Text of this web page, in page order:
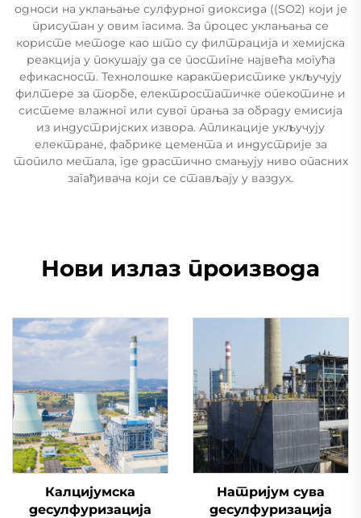
односи на уклањање сулфурног диоксида ((SO2) који је
присутан у овим гасима. За процес уклањања се
користе методе као што су филтрација и хемијска
реакција у покушају да се постигне највећа могућа
ефикасност. Технолошке карактеристике укључују
филтере за торбе, електростатичке опекотине и
системе влажног или сувог прања за обраду емисија
из индустријских извора. Апликације укључују
електране, фабрике цемента и индустрије за
топило метала, где драстично смањују ниво опасних
загађивача који се стављају у ваздух.
Нови излаз производа
Калцијумска
десулфуризација
Натријум сува
десулфуризација